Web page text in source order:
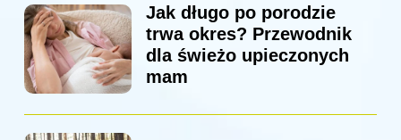
Jak długo po porodzie
trwa okres? Przewodnik
dla świeżo upieczonych
mam